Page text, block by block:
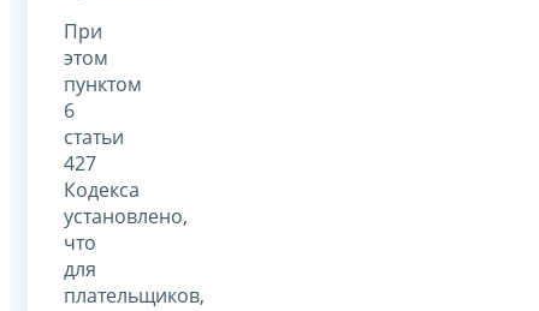
При
этом
пунктом
6
статьи
427
Кодекса
установлено,
что
для
плательщиков,